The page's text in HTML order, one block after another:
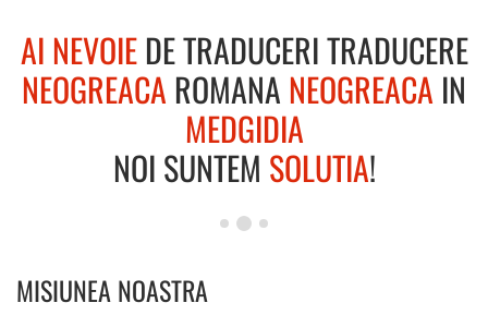
AI NEVOIEDE TRADUCERI TRADUCERE
NEOGREACA ROMANA NEOGREACA IN
MEDGIDIA
NOI SUNTEM SOLUTIA!
MISIUNEA NOASTRA